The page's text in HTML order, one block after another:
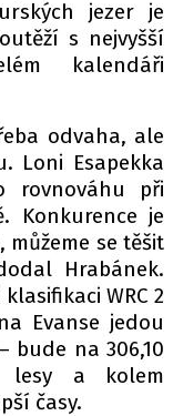
je
118 23 054
jezer je
s nejvyšší
kalendáři
odvaha, ale
Loni Esapekka
rovnováhu při
Konkurence je
můžeme se těšit
Hrabánek.
WRC 2
Evanse jedou
bude na 306,10
lesy a kolem
časy.